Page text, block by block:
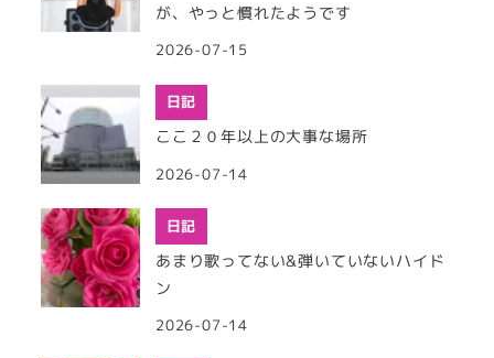
が、やっと慣れたようです
2026-07-15
日記
ここ２０年以上の大事な場所
2026-07-14
日記
あまり歌ってない&弾いていないハイド
ン
2026-07-14